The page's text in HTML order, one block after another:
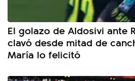
El golazo de Aldosivi ante
clavó desde mitad de
María lo felicitó